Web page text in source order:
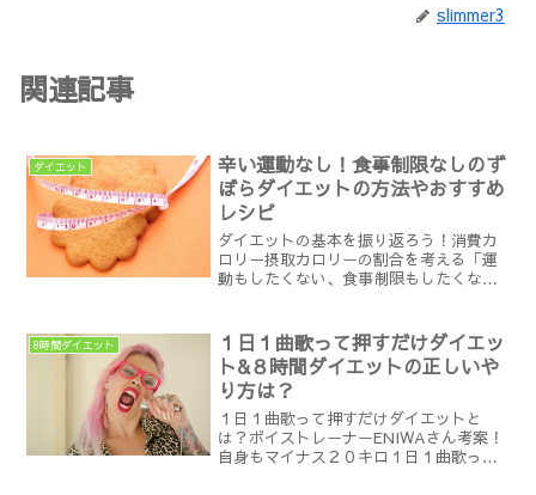
slimmer3
関連記事
ダイエット
辛い運動なし！食事制限なしのず
ぼらダイエットの方法やおすすめ
レシピ
ダイエットの基本を振り返ろう！消費カ
ロリー摂取カロリーの割合を考える「運
動もしたくない、食事制限もしたくな
してやせれるものなら痩せたいものです
よね。ズボラダイエットを成...
8時間ダイエット
１日１曲歌って押すだけダイエッ
ト&８時間ダイエットの正しいや
り方は？
１日１曲歌って押すだけダイエットと
は？ボイストレーナーENIWAさん考案！
自身もマイナス２０キロ１日１曲歌って